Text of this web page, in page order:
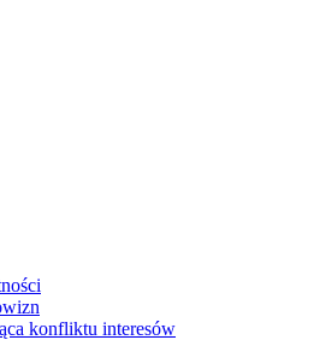
konfliktu interesów